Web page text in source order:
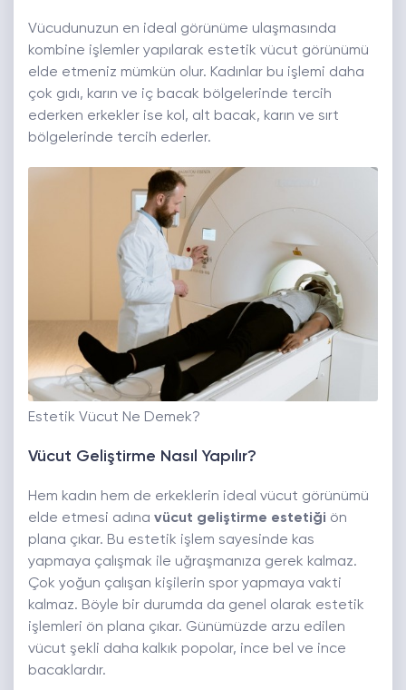
Vücudunuzun en ideal görünüme ulaşmasında
kombine işlemler yapılarak estetik vücut görünümü
elde etmeniz mümkün olur. Kadınlar bu işlemi daha
çok gıdı, karın ve iç bacak bölgelerinde tercih
ederken erkekler ise kol, alt bacak, karın ve sırt
bölgelerinde tercih ederler.
Estetik Vücut Ne Demek?
Vücut Geliştirme Nasıl Yapılır?
Hem kadın hem de erkeklerin ideal vücut görünümü
elde etmesi adına vücut geliştirme estetiği ön
plana çıkar. Bu estetik işlem sayesinde kas
yapmaya çalışmak ile uğraşmanıza gerek kalmaz.
Çok yoğun çalışan kişilerin spor yapmaya vakti
kalmaz. Böyle bir durumda da genel olarak estetik
işlemleri ön plana çıkar. Günümüzde arzu edilen
vücut şekli daha kalkık popolar, ince bel ve ince
bacaklardır.